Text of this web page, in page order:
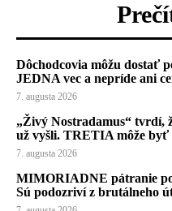
Dôchodcovia môžu dostať
JEDNA vec a nepríde ani
7. augusta 2026
„Živý Nostradamus“ tvrdí,
už vyšli. TRETIA môže byť
7. augusta 2026
MIMORIADNE pátranie
Sú podozriví z brutálneho